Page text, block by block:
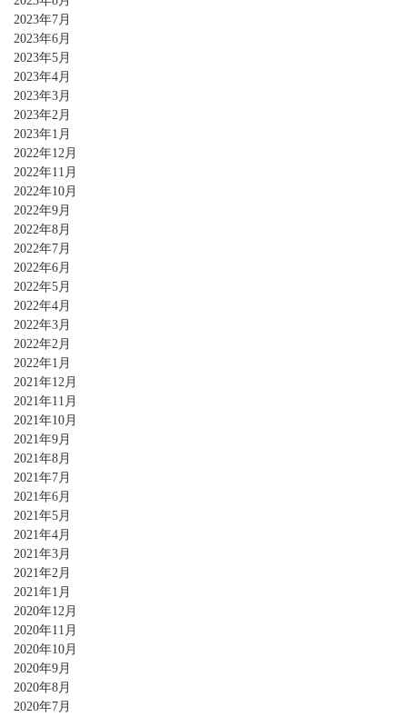
2023年7月
2023年6月
2023年5月
2023年4月
2023年3月
2023年2月
2023年1月
2022年12月
2022年11月
2022年10月
2022年9月
2022年8月
2022年7月
2022年6月
2022年5月
2022年4月
2022年3月
2022年2月
2022年1月
2021年12月
2021年11月
2021年10月
2021年9月
2021年8月
2021年7月
2021年6月
2021年5月
2021年4月
2021年3月
2021年2月
2021年1月
2020年12月
2020年11月
2020年10月
2020年9月
2020年8月
2020年7月